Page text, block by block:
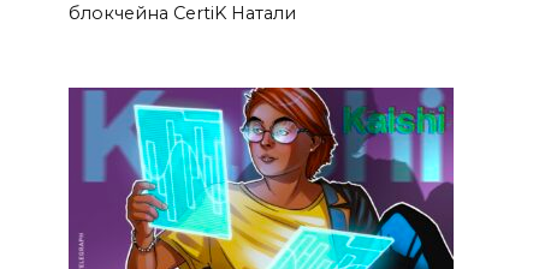
блокчейна CertiK Натали